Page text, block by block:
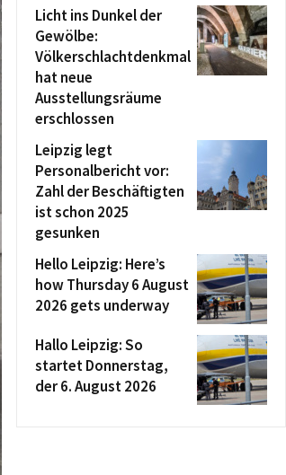
Licht ins Dunkel der
Gewölbe:
Völkerschlachtdenkmal
hat neue
Ausstellungsräume
erschlossen
Leipzig legt
Personalbericht vor:
Zahl der Beschäftigten
ist schon 2025
gesunken
Hello Leipzig: Here’s
how Thursday 6 August
2026 gets underway
Hallo Leipzig: So
startet Donnerstag,
der 6. August 2026